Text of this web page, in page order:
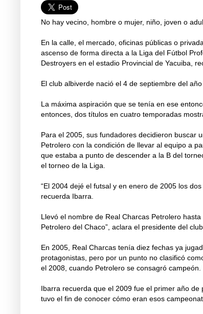
No hay vecino, hombre o mujer, niño, joven o
En la calle, el mercado, oficinas públicas o
ascenso de forma directa a la Liga del Fútbol
Destroyers en el estadio Provincial de Yacuiba,
El club albiverde nació el 4 de septiembre del
La máxima aspiración que se tenía en ese
entonces, dos títulos en cuatro temporadas
Para el 2005, sus fundadores decidieron buscar
Petrolero con la condición de llevar al equipo a
que estaba a punto de descender a la B del
el torneo de la Liga.
“El 2004 dejé el futsal y en enero de 2005 los
recuerda Ibarra.
Llevó el nombre de Real Charcas Petrolero
Petrolero del Chaco”, aclara el presidente del club.
En 2005, Real Charcas tenía diez fechas ya
protagonistas, pero por un punto no clasificó
el 2008, cuando Petrolero se consagró
Ibarra recuerda que el 2009 fue el primer año
tuvo el fin de conocer cómo eran esos